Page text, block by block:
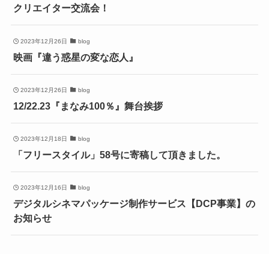
クリエイター交流会！
2023年12月26日 blog
映画『違う惑星の変な恋人』
2023年12月26日 blog
12/22.23『まなみ100％』舞台挨拶
2023年12月18日 blog
「フリースタイル」58号に寄稿して頂きました。
2023年12月16日 blog
デジタルシネマパッケージ制作サービス【DCP事業】の
お知らせ